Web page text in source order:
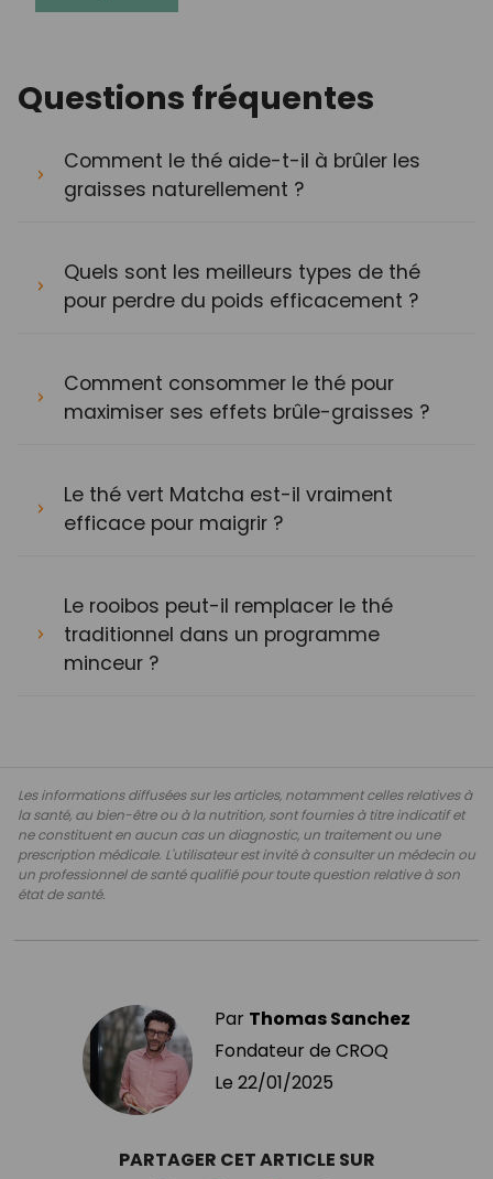
Questions fréquentes
Comment le thé aide-t-il à brûler les
graisses naturellement ?
Quels sont les meilleurs types de thé
pour perdre du poids efficacement ?
Comment consommer le thé pour
maximiser ses effets brûle-graisses ?
Le thé vert Matcha est-il vraiment
efficace pour maigrir ?
Le rooibos peut-il remplacer le thé
traditionnel dans un programme
minceur ?
Les informations diffusées sur les articles, notamment celles relatives à
la santé, au bien-être ou à la nutrition, sont fournies à titre indicatif et
ne constituent en aucun cas un diagnostic, un traitement ou une
prescription médicale. L'utilisateur est invité à consulter un médecin ou
un professionnel de santé qualifié pour toute question relative à son
état de santé.
Par Thomas Sanchez
Fondateur de CROQ
Le 22/01/2025
PARTAGER CET ARTICLE SUR